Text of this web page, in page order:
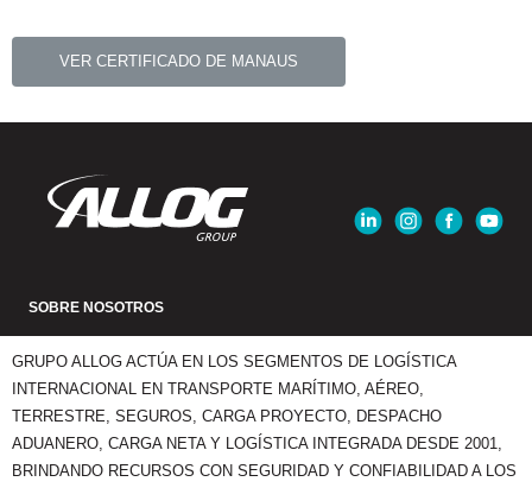
VER CERTIFICADO DE MANAUS
SOBRE NOSOTROS
GRUPO ALLOG ACTÚA EN LOS SEGMENTOS DE LOGÍSTICA
INTERNACIONAL EN TRANSPORTE MARÍTIMO, AÉREO,
TERRESTRE, SEGUROS, CARGA PROYECTO, DESPACHO
ADUANERO, CARGA NETA Y LOGÍSTICA INTEGRADA DESDE 2001,
BRINDANDO RECURSOS CON SEGURIDAD Y CONFIABILIDAD A LOS